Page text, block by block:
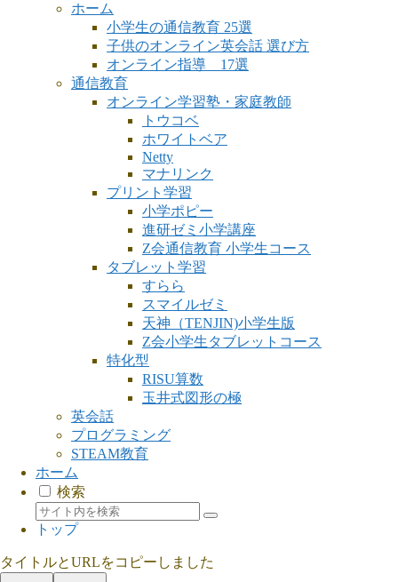
ホーム
小学生の通信教育 25選
子供のオンライン英会話 選び方
オンライン指導 17選
通信教育
オンライン学習塾・家庭教師
トウコベ
ホワイトベア
Netty
マナリンク
プリント学習
小学ポピー
進研ゼミ小学講座
Z会通信教育 小学生コース
タブレット学習
すらら
スマイルゼミ
天神（TENJIN)小学生版
Z会小学生タブレットコース
特化型
RISU算数
玉井式図形の極
英会話
プログラミング
STEAM教育
ホーム
検索
トップ
タイトルとURLをコピーしました